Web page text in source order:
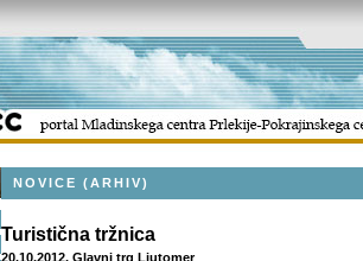
NOVICE (ARHIV)
Turistična tržnica
20.10.2012, Glavni trg Ljutomer